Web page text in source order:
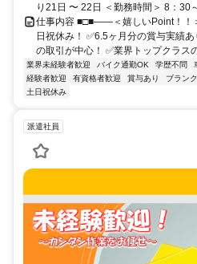
り21日 〜 22日 ＜勤務時間＞ 8：
仕事内容 ■□■――＜嬉しいPoint！
日祝休み！ ✅6.5ヶ月分の賞与実績
の取引が中心！ ✅業界トップクラス
業界未経験者歓迎 バイク通勤OK 学歴不問
経験者歓迎
有資格者歓迎 賞与あり ブラン
土日祝休み
派遣社員